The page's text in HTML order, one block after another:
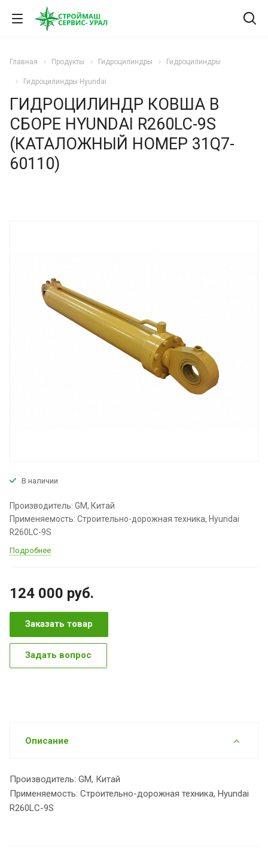
Главная Продукты Гидроцилиндры Гидроцилиндры
Гидроцилиндры Hyundai
ГИДРОЦИЛИНДР КОВША В
СБОРЕ HYUNDAI R260LC-9S
(КАТАЛОЖНЫЙ НОМЕР 31Q7-
60110)
В наличии
Производитель: GM, Китай
Применяемость: Строительно-дорожная техника, Hyundai
R260LC-9S
Подробнее
124 000 руб.
Заказать товар
Задать вопрос
Описание
Производитель: GM, Китай
Применяемость: Строительно-дорожная техника, Hyundai
R260LC-9S